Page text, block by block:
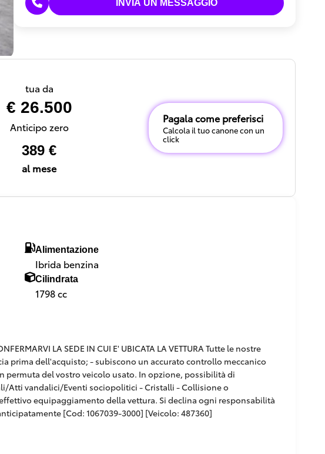
tua da
€ 26.500
Anticipo zero
389 €
al mese
Pagala come preferisci
Calcola il tuo canone con un
click
Alimentazione
Ibrida benzina
Cilindrata
1798 cc
LA SEDE IN CUI E' UBICATA LA VETTURA Tutte le nostre
prima dell'acquisto; - subiscono un accurato controllo meccanico
del vostro veicolo usato. In opzione, possibilità di
Atti vandalici/Eventi sociopolitici - Cristalli - Collisione o
equipaggiamento della vettura. Si declina ogni responsabilità
[Cod: 1067039-3000] [Veicolo: 487360]